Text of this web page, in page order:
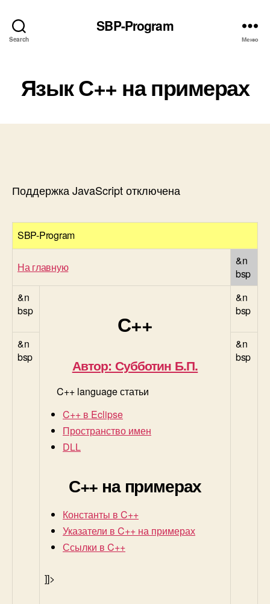
Search
SBP-Program
Меню
Язык С++ на примерах
Поддержка JavaScript отключена
SBP-Program
На главную
&n
bsp
&n
bsp
С++
Автор: Субботин Б.П.
C++ language статьи
C++ в Eclipse
Пространство имен
DLL
С++ на примерах
Константы в C++
Указатели в C++ на примерах
Ссылки в C++
]]>
&n
bsp
&n
bsp
&n
bsp